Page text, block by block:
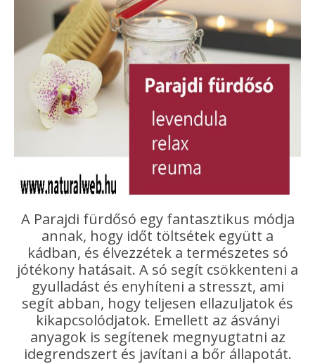
A Parajdi fürdősó egy fantasztikus módja
annak, hogy időt töltsétek együtt a
kádban, és élvezzétek a természetes só
jótékony hatásait. A só segít csökkenteni a
gyulladást és enyhíteni a stresszt, ami
segít abban, hogy teljesen ellazuljatok és
kikapcsolódjatok. Emellett az ásványi
anyagok is segítenek megnyugtatni az
idegrendszert és javítani a bőr állapotát.